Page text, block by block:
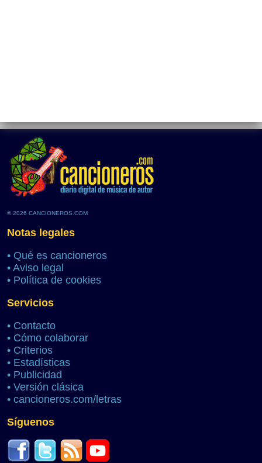
© 2026 CANCIONEROS.COM
Notas legales
• Qué es cancioneros
• Aviso legal
• Política de cookies
Servicios
• Contacto
• Cómo colaborar
• Criterios
• Estadísticas
• Publicidad
• Versión clásica
• cancioneros.com/letras
Síguenos